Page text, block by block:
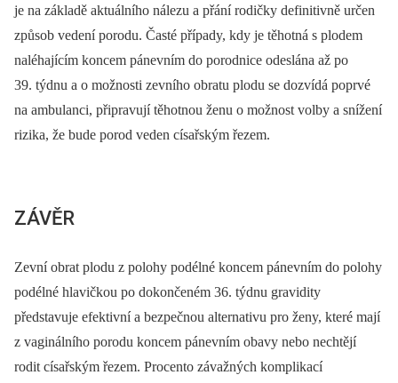
je na základě aktuálního nálezu a přání rodičky definitivně určen
způsob vedení porodu. Časté případy, kdy je těhotná s plodem
naléhajícím koncem pánevním do porodnice odeslána až po
39. týdnu a o možnosti zevního obratu plodu se dozvídá poprvé
na ambulanci, připravují těhotnou ženu o možnost volby a snížení
rizika, že bude porod veden císařským řezem.
ZÁVĚR
Zevní obrat plodu z polohy podélné koncem pánevním do polohy
podélné hlavičkou po dokončeném 36. týdnu gravidity
představuje efektivní a bezpečnou alternativu pro ženy, které mají
z vaginálního porodu koncem pánevním obavy nebo nechtějí
rodit císařským řezem. Procento závažných komplikací